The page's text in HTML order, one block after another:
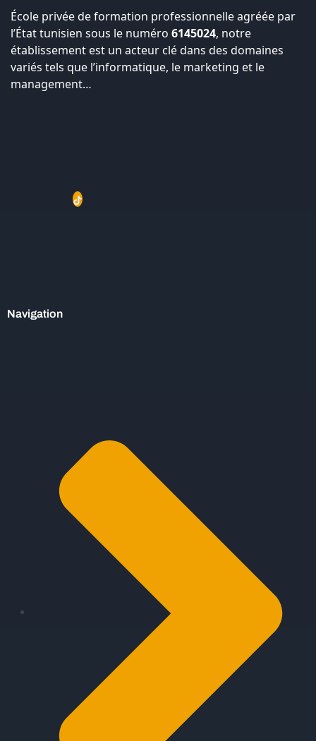
École privée de formation professionnelle agréée par
l’État tunisien sous le numéro 6145024, notre
établissement est un acteur clé dans des domaines
variés tels que l’informatique, le marketing et le
management…
Navigation